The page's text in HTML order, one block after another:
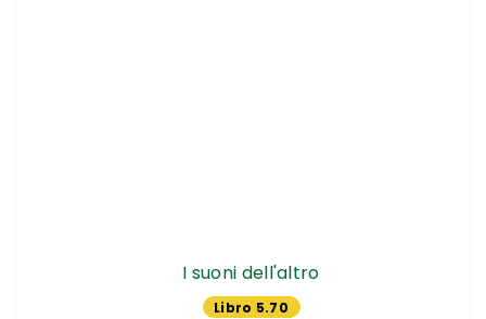
I suoni dell'altro
Libro 5.70